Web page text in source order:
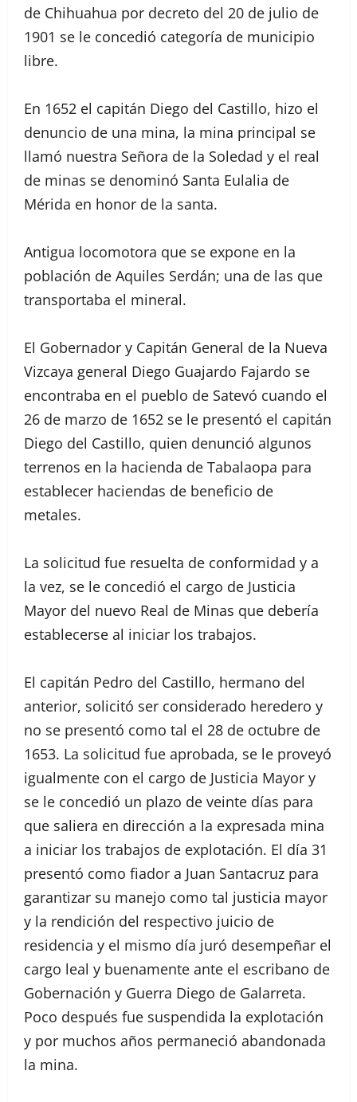
de Chihuahua por decreto del 20 de julio de
1901 se le concedió categoría de municipio
libre.
En 1652 el capitán Diego del Castillo, hizo el
denuncio de una mina, la mina principal se
llamó nuestra Señora de la Soledad y el real
de minas se denominó Santa Eulalia de
Mérida en honor de la santa.
Antigua locomotora que se expone en la
población de Aquiles Serdán; una de las que
transportaba el mineral.
El Gobernador y Capitán General de la Nueva
Vizcaya general Diego Guajardo Fajardo se
encontraba en el pueblo de Satevó cuando el
26 de marzo de 1652 se le presentó el capitán
Diego del Castillo, quien denunció algunos
terrenos en la hacienda de Tabalaopa para
establecer haciendas de beneficio de
metales.
La solicitud fue resuelta de conformidad y a
la vez, se le concedió el cargo de Justicia
Mayor del nuevo Real de Minas que debería
establecerse al iniciar los trabajos.
El capitán Pedro del Castillo, hermano del
anterior, solicitó ser considerado heredero y
no se presentó como tal el 28 de octubre de
1653. La solicitud fue aprobada, se le proveyó
igualmente con el cargo de Justicia Mayor y
se le concedió un plazo de veinte días para
que saliera en dirección a la expresada mina
a iniciar los trabajos de explotación. El día 31
presentó como fiador a Juan Santacruz para
garantizar su manejo como tal justicia mayor
y la rendición del respectivo juicio de
residencia y el mismo día juró desempeñar el
cargo leal y buenamente ante el escribano de
Gobernación y Guerra Diego de Galarreta.
Poco después fue suspendida la explotación
y por muchos años permaneció abandonada
la mina.